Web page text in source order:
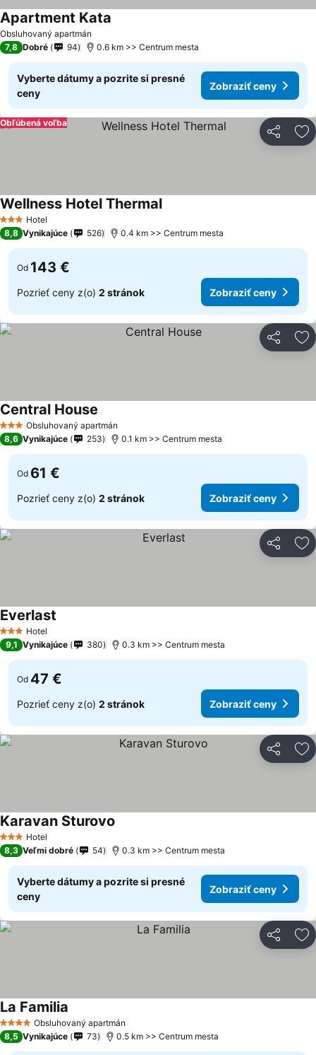
Obsluhovaný apartmán
Apartment Kata
7,8 Dobré 94 0.6 km >> Centrum mesta
Vyberte dátumy a pozrite si presné
ceny
Zobraziť ceny
Zdieľať
Obľúbená voľba
3 Počet hviezdičiek
Hotel
Wellness Hotel Thermal
8,8 Vynikajúce 526 0.4 km >> Centrum mesta
Od 143 €
Pozrieť ceny z(o) 2 stránok Zobraziť ceny
Zdieľať
3 Počet hviezdičiek
Obsluhovaný apartmán
Central House
8,6 Vynikajúce 253 0.1 km >> Centrum mesta
Od 61 €
Pozrieť ceny z(o) 2 stránok Zobraziť ceny
Zdieľať
3 Počet hviezdičiek
Hotel
Everlast
9,1 Vynikajúce 380 0.3 km >> Centrum mesta
Od 47 €
Pozrieť ceny z(o) 2 stránok Zobraziť ceny
Zdieľať
3 Počet hviezdičiek
Hotel
Karavan Sturovo
8,3 Veľmi dobré 54 0.3 km >> Centrum mesta
Vyberte dátumy a pozrite si presné
ceny
Zobraziť ceny
Zdieľať
4 Počet hviezdičiek
Obsluhovaný apartmán
La Familia
8,5 Vynikajúce 73 0.5 km >> Centrum mesta